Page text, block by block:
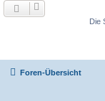
Die
Foren-Übersicht